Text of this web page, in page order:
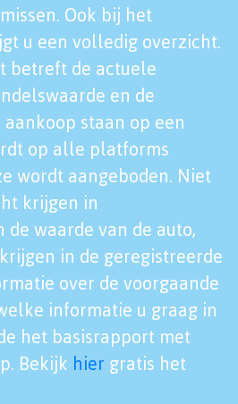
Ook bij het
u een volledig overzicht.
betreft de actuele
en de
staan op een
op alle platforms
wordt aangeboden. Niet
krijgen in
de waarde van de auto,
in de geregistreerde
over de voorgaande
informatie u graag in
het basisrapport met
Bekijk hier gratis het